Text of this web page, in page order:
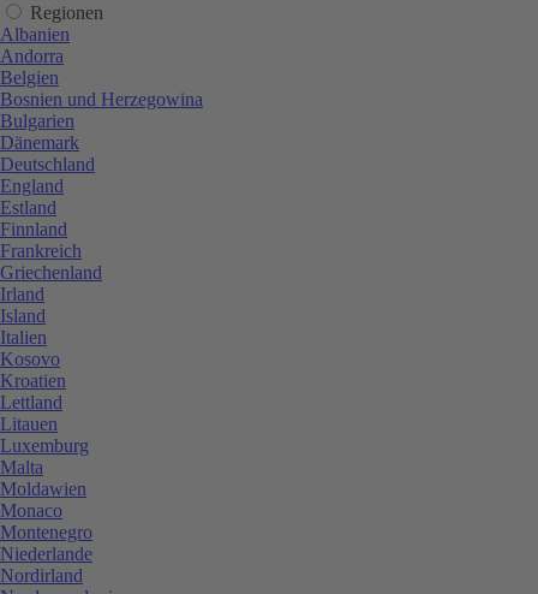
Regionen
Albanien
Andorra
Belgien
Bosnien und Herzegowina
Bulgarien
Dänemark
Deutschland
England
Estland
Finnland
Frankreich
Griechenland
Irland
Island
Italien
Kosovo
Kroatien
Lettland
Litauen
Luxemburg
Malta
Moldawien
Monaco
Montenegro
Niederlande
Nordirland